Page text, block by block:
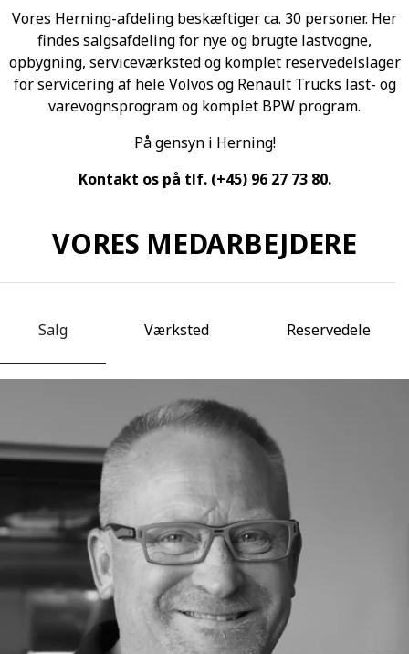
Vores Herning-afdeling beskæftiger ca. 30 personer. Her
findes salgsafdeling for nye og brugte lastvogne,
opbygning, serviceværksted og komplet reservedelslager
for servicering af hele Volvos og Renault Trucks last- og
varevognsprogram og komplet BPW program.
På gensyn i Herning!
Kontakt os på tlf. (+45) 96 27 73 80.
VORES MEDARBEJDERE
Salg Værksted Reservedele